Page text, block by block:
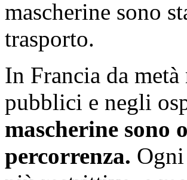
mascherine sono
trasporto.
In Francia da
pubblici e negli
mascherine sono
percorrenza.